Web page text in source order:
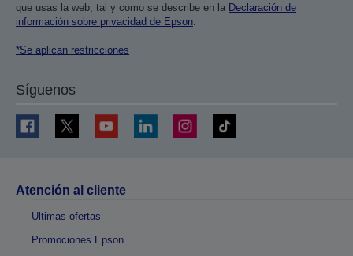
que usas la web, tal y como se describe en la Declaración de
información sobre privacidad de Epson.
*Se aplican restricciones
Síguenos
Atención al cliente
Últimas ofertas
Promociones Epson